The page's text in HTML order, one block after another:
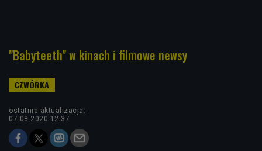
"Babyteeth" w kinach i filmowe newsy
ostatnia aktualizacja:
07.08.2020 12:37